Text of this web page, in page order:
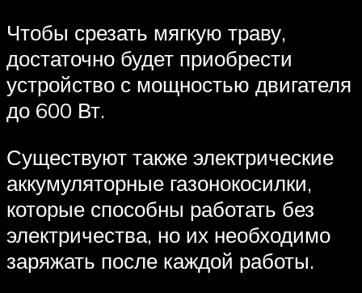
Чтобы срезать мягкую траву,
достаточно будет приобрести
устройство с мощностью двигателя
до 600 Вт.
Существуют также электрические
аккумуляторные газонокосилки,
которые способны работать без
электричества, но их необходимо
заряжать после каждой работы.